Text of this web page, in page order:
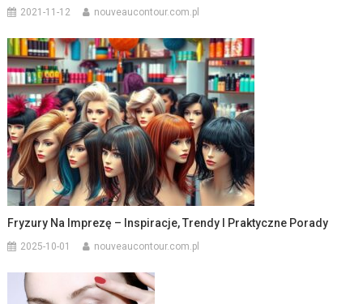
2021-11-12 nouveaucontour.com.pl
Fryzury Na Imprezę – Inspiracje, Trendy I Praktyczne Porady
2025-10-01 nouveaucontour.com.pl